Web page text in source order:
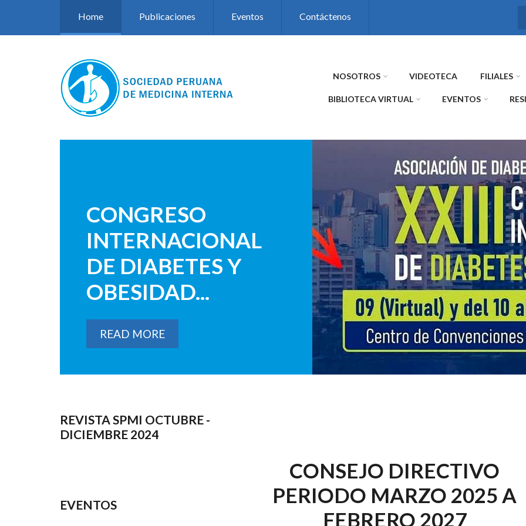
Home Publicaciones Eventos Contáctenos
NOSOTROS VIDEOTECA FILIALES
BIBLIOTECA VIRTUAL EVENTOS
CONGRESO
INTERNACIONAL
DE DIABETES Y
OBESIDAD...
READ MORE
REVISTA SPMI OCTUBRE -
DICIEMBRE 2024
EVENTOS
CONSEJO DIRECTIVO
PERIODO MARZO 2025 A
FEBRERO 2027